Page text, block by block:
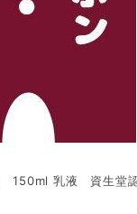
乳液 資生堂認